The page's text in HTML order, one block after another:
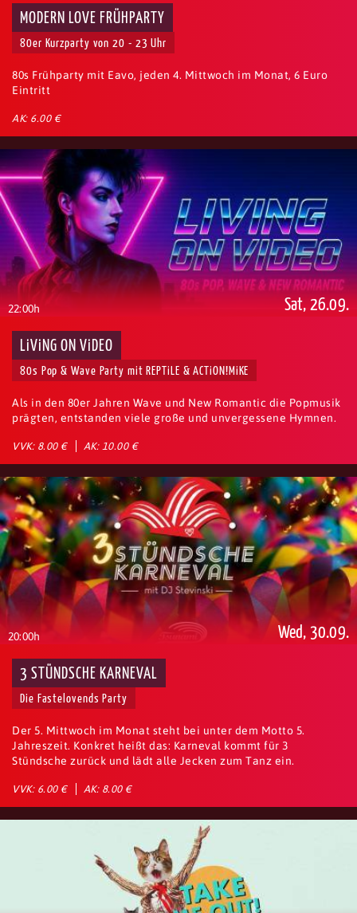
MODERN LOVE FRÜHPARTY
80er Kurzparty von 20 - 23 Uhr
80s Frühparty mit Eavo, jeden 4. Mittwoch im Monat, 6 Euro
Eintritt
AK: 6.00 €
22:00h Sat, 26.09.
LiViNG ON ViDEO
80s Pop & Wave Party mit REPTiLE & ACTiON!MiKE
Als in den 80er Jahren Wave und New Romantic die Popmusik
prägten, entstanden viele große und unvergessene Hymnen.
VVK: 8.00 € AK: 10.00 €
20:00h Wed, 30.09.
3 STÜNDSCHE KARNEVAL
Die Fastelovends Party
Der 5. Mittwoch im Monat steht bei unter dem Motto 5.
Jahreszeit. Konkret heißt das: Karneval kommt für 3
Stündsche zurück und lädt alle Jecken zum Tanz ein.
VVK: 6.00 € AK: 8.00 €